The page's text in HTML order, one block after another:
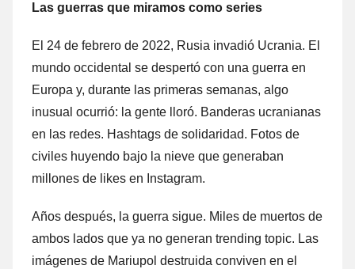
Las guerras que miramos como series
El 24 de febrero de 2022, Rusia invadió Ucrania. El
mundo occidental se despertó con una guerra en
Europa y, durante las primeras semanas, algo
inusual ocurrió: la gente lloró. Banderas ucranianas
en las redes. Hashtags de solidaridad. Fotos de
civiles huyendo bajo la nieve que generaban
millones de likes en Instagram.
Años después, la guerra sigue. Miles de muertos de
ambos lados que ya no generan trending topic. Las
imágenes de Mariupol destruida conviven en el